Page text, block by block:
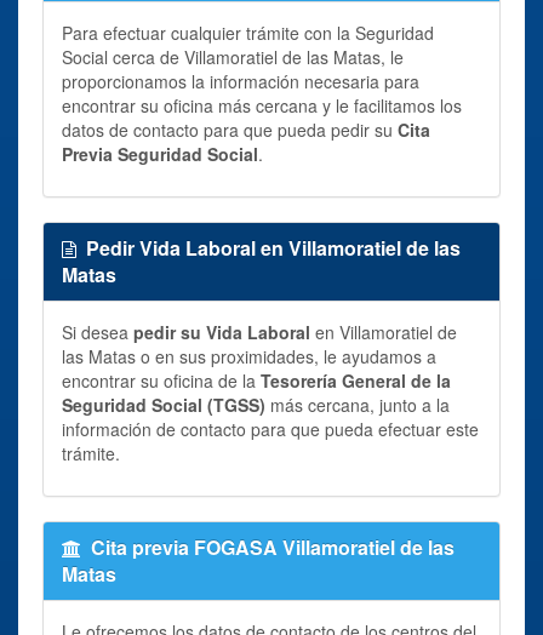
Para efectuar cualquier trámite con la Seguridad
Social cerca de Villamoratiel de las Matas, le
proporcionamos la información necesaria para
encontrar su oficina más cercana y le facilitamos los
datos de contacto para que pueda pedir su Cita
Previa Seguridad Social.
Pedir Vida Laboral en Villamoratiel de las
Matas
Si desea pedir su Vida Laboral en Villamoratiel de
las Matas o en sus proximidades, le ayudamos a
encontrar su oficina de la Tesorería General de la
Seguridad Social (TGSS) más cercana, junto a la
información de contacto para que pueda efectuar este
trámite.
Cita previa FOGASA Villamoratiel de las
Matas